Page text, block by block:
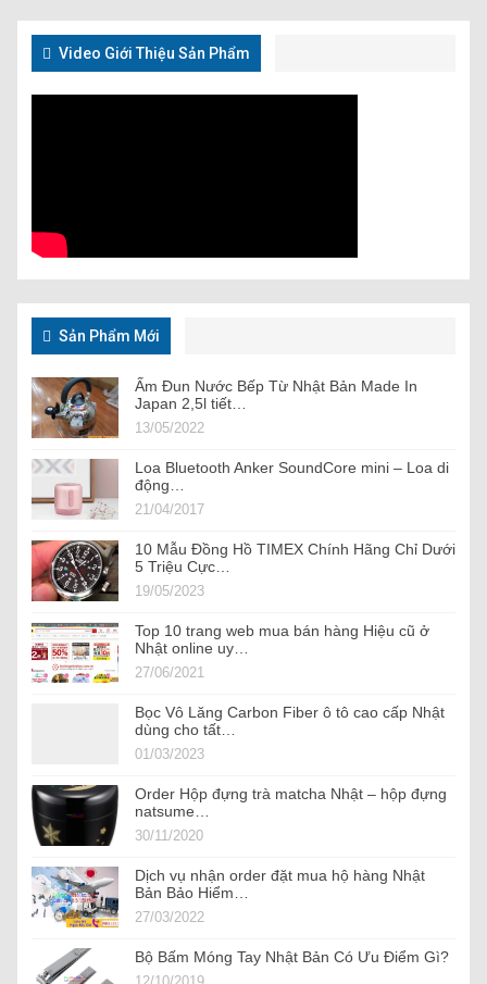
Video Giới Thiệu Sản Phẩm
Sản Phẩm Mới
Ấm Đun Nước Bếp Từ Nhật Bản Made In
Japan 2,5l tiết…
13/05/2022
Loa Bluetooth Anker SoundCore mini – Loa di
động…
21/04/2017
10 Mẫu Đồng Hồ TIMEX Chính Hãng Chỉ Dưới
5 Triệu Cực…
19/05/2023
Top 10 trang web mua bán hàng Hiệu cũ ở
Nhật online uy…
27/06/2021
Bọc Vô Lăng Carbon Fiber ô tô cao cấp Nhật
dùng cho tất…
01/03/2023
Order Hộp đựng trà matcha Nhật – hộp đựng
natsume…
30/11/2020
Dịch vụ nhận order đặt mua hộ hàng Nhật
Bản Bảo Hiểm…
27/03/2022
Bộ Bấm Móng Tay Nhật Bản Có Ưu Điểm Gì?